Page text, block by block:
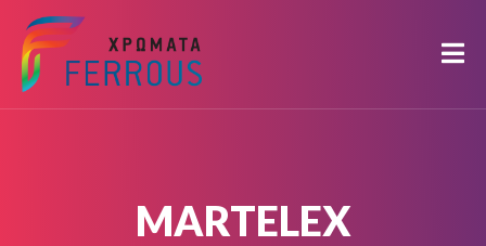
MARTELEX